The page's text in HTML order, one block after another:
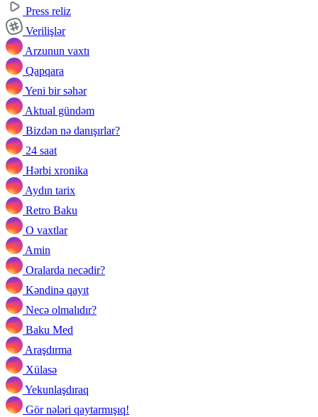
Press reliz
Verilişlər
Arzunun vaxtı
Qapqara
Yeni bir səhər
Aktual gündəm
Bizdən nə danışırlar?
24 saat
Hərbi xronika
Aydın tarix
Retro Baku
O vaxtlar
Amin
Oralarda necədir?
Kəndinə qayıt
Necə olmalıdır?
Baku Med
Araşdırma
Xülasə
Yekunlaşdıraq
Gör nələri qaytarmışıq!